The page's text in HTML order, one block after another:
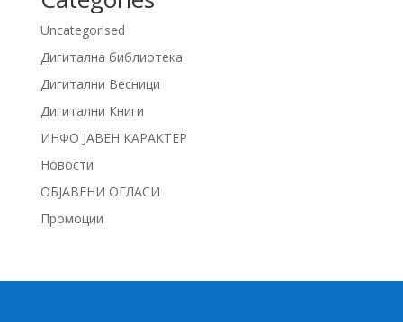
Uncategorised
Дигитална библиотека
Дигитални Весници
Дигитални Книги
ИНФО ЈАВЕН КАРАКТЕР
Новости
ОБЈАВЕНИ ОГЛАСИ
Промоции